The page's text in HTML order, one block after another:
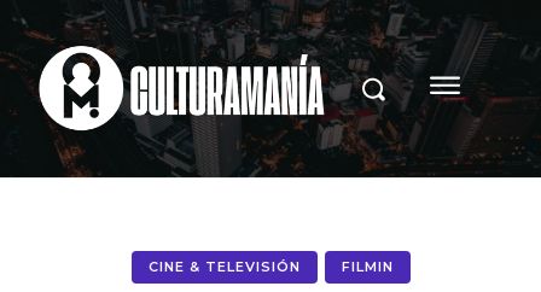
CINE & TELEVISIÓN FILMIN